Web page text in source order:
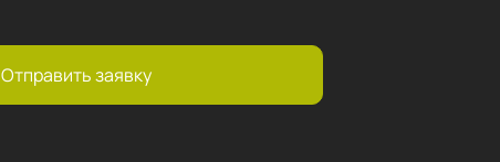
Отправить заявку